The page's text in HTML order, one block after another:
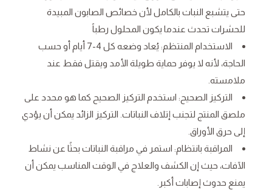
حتى يتشبع النبات بالكامل لأن خصائص الصابون المبيدة
للحشرات تحدث عندما يكون المحلول رطباً
الاستخدام المنتظم: يُعاد وضعه كل 4-7 أيام أو حسب
الحاجة، لأنه لا يوفر حماية طويلة الأمد ويقتل فقط عند
ملامسته.
التركيز الصحيح: استخدم التركيز الصحيح كما هو محدد على
ملصق المنتج لتجنب إتلاف النباتات. التركيز الزائد يمكن أن يؤدي
إلى حرق الأوراق.
المراقبة بانتظام: استمر في مراقبة النباتات بحثًا عن نشاط
الآفات، حيث إن الكشف والعلاج في الوقت المناسب يمكن أن
يمنع حدوث إصابات أكبر.